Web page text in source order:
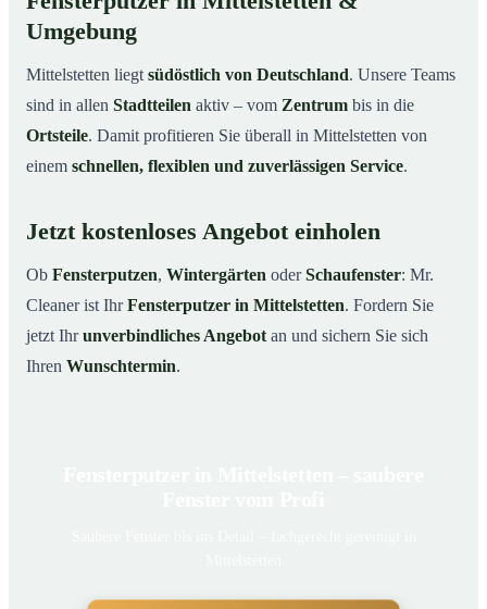
Umgebung
Mittelstetten liegt südöstlich von Deutschland. Unsere Teams
sind in allen Stadtteilen aktiv – vom Zentrum bis in die
Ortsteile. Damit profitieren Sie überall in Mittelstetten von
einem schnellen, flexiblen und zuverlässigen Service.
Jetzt kostenloses Angebot einholen
Ob Fensterputzen, Wintergärten oderSchaufenster: Mr.
Cleaner ist IhrFensterputzer in Mittelstetten. Fordern Sie
jetzt Ihrunverbindliches Angebot an und sichern Sie sich
Ihren Wunschtermin.